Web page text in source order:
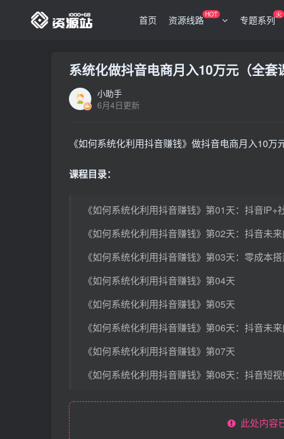
首页 资源线路HOT 专题系列火
系统化做抖音电商月入10万元（全套
小助手
6月4日更新
《如何系统化利用抖音赚钱》做抖音电商月入10万
课程目录：
《如何系统化利用抖音赚钱》第01天：抖音IP+
《如何系统化利用抖音赚钱》第02天：抖音未
《如何系统化利用抖音赚钱》第03天：零成本
《如何系统化利用抖音赚钱》第04天
《如何系统化利用抖音赚钱》第05天
《如何系统化利用抖音赚钱》第06天：抖音未
《如何系统化利用抖音赚钱》第07天
《如何系统化利用抖音赚钱》第08天：抖音短
此处内容